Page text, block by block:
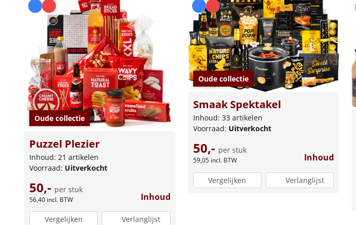
Oude collectie
Puzzel Plezier
Inhoud: 21 artikelen
Voorraad: Uitverkocht
50,- per stuk
56,40 incl. BTW Inhoud
Vergelijken Verlanglijst
Oude collectie
Smaak Spektakel
Inhoud: 33 artikelen
Voorraad: Uitverkocht
50,- per stuk
59,05 incl. BTW Inhoud
Vergelijken Verlanglijst